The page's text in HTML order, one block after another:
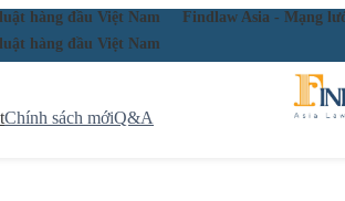
hàng đầu Việt Nam
Findlaw Asia - Mạng
hàng đầu Việt Nam
Chính sách mớiQ&A